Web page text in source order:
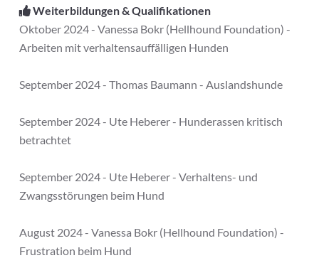
Weiterbildungen & Qualifikationen
Oktober 2024 - Vanessa Bokr (Hellhound Foundation) -
Arbeiten mit verhaltensauffälligen Hunden
September 2024 - Thomas Baumann - Auslandshunde
September 2024 - Ute Heberer - Hunderassen kritisch
betrachtet
September 2024 - Ute Heberer - Verhaltens- und
Zwangsstörungen beim Hund
August 2024 - Vanessa Bokr (Hellhound Foundation) -
Frustration beim Hund